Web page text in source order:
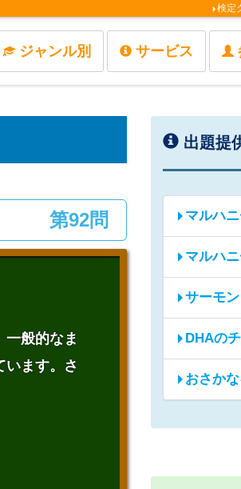
検定
ジャンル別 サービス
第92問
一般的なま
います。さ
出題提
マルハ
マルハ
サーモ
DHAの
おさか